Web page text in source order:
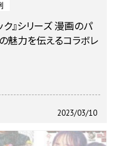
』シリーズ 漫画のパ
魅力を伝えるコラボレ
2023/03/10